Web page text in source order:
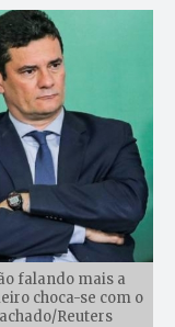
falando mais a
choca-se com o
Reuters